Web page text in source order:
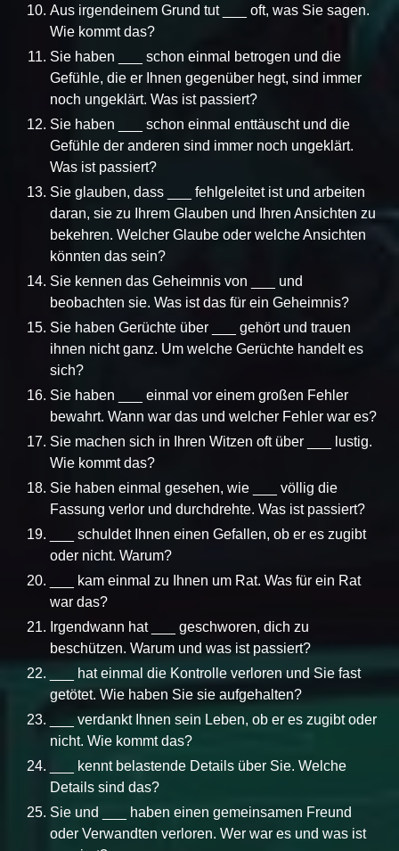
Aus irgendeinem Grund tut ___ oft, was Sie sagen.
Wie kommt das?
Sie haben ___ schon einmal betrogen und die
Gefühle, die er Ihnen gegenüber hegt, sind immer
noch ungeklärt. Was ist passiert?
Sie haben ___ schon einmal enttäuscht und die
Gefühle der anderen sind immer noch ungeklärt.
Was ist passiert?
Sie glauben, dass ___ fehlgeleitet ist und arbeiten
daran, sie zu Ihrem Glauben und Ihren Ansichten zu
bekehren. Welcher Glaube oder welche Ansichten
könnten das sein?
Sie kennen das Geheimnis von ___ und
beobachten sie. Was ist das für ein Geheimnis?
Sie haben Gerüchte über ___ gehört und trauen
ihnen nicht ganz. Um welche Gerüchte handelt es
sich?
Sie haben ___ einmal vor einem großen Fehler
bewahrt. Wann war das und welcher Fehler war es?
Sie machen sich in Ihren Witzen oft über ___ lustig.
Wie kommt das?
Sie haben einmal gesehen, wie ___ völlig die
Fassung verlor und durchdrehte. Was ist passiert?
___ schuldet Ihnen einen Gefallen, ob er es zugibt
oder nicht. Warum?
___ kam einmal zu Ihnen um Rat. Was für ein Rat
war das?
Irgendwann hat ___ geschworen, dich zu
beschützen. Warum und was ist passiert?
___ hat einmal die Kontrolle verloren und Sie fast
getötet. Wie haben Sie sie aufgehalten?
___ verdankt Ihnen sein Leben, ob er es zugibt oder
nicht. Wie kommt das?
___ kennt belastende Details über Sie. Welche
Details sind das?
Sie und ___ haben einen gemeinsamen Freund
oder Verwandten verloren. Wer war es und was ist